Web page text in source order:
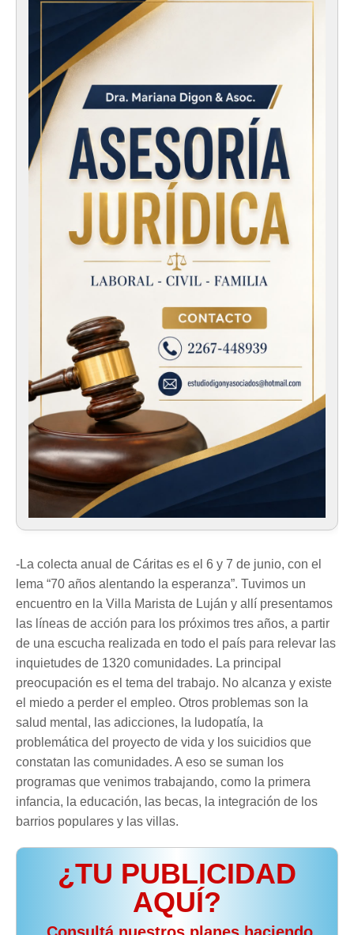
-La colecta anual de Cáritas es el 6 y 7 de junio, con el
lema “70 años alentando la esperanza”. Tuvimos un
encuentro en la Villa Marista de Luján y allí presentamos
las líneas de acción para los próximos tres años, a partir
de una escucha realizada en todo el país para relevar las
inquietudes de 1320 comunidades. La principal
preocupación es el tema del trabajo. No alcanza y existe
el miedo a perder el empleo. Otros problemas son la
salud mental, las adicciones, la ludopatía, la
problemática del proyecto de vida y los suicidios que
constatan las comunidades. A eso se suman los
programas que venimos trabajando, como la primera
infancia, la educación, las becas, la integración de los
barrios populares y las villas.
¿TU PUBLICIDAD
AQUÍ?